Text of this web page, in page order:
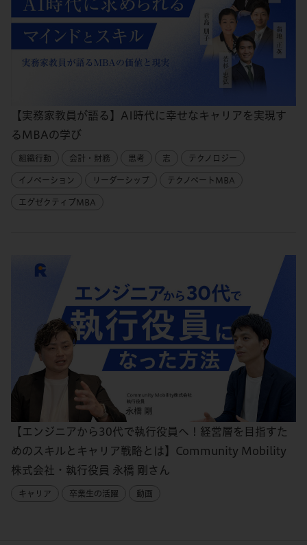
【実務家教員が語る】AI時代に幸せなキャリアを実現す
るMBAの学び
組織行動 会計・財務 思考 志 テクノロジー
イノベーション リーダーシップ テクノベートMBA
エグゼクティブMBA
【エンジニアから30代で執行役員へ！経営層を目指すた
めのスキルとキャリア戦略とは】Community Mobility
株式会社・執行役員 永橋 剛さん
キャリア 卒業生の活躍 動画